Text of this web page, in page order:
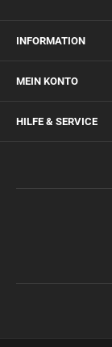
INFORMATION
MEIN KONTO
HILFE & SERVICE